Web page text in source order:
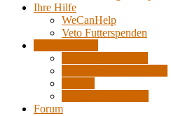
Ihre Hilfe
WeCanHelp
Veto Futterspenden
Forum